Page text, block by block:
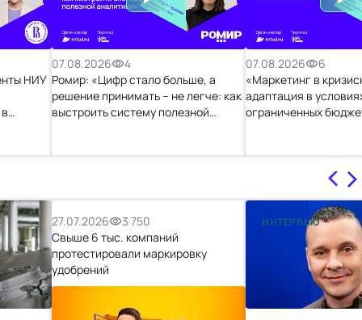
НИУ
07.08.2026
4
Ромир: «Цифр стало больше, а
решение принимать – не легче: как
выстроить систему полезной
07.08.2026
6
«Маркетинг в
адаптация в
ограниченных
27.07.2026
3 750
Свыше 6 тыс. компаний
протестировали маркировку
удобрений
ИНТЕРВЬЮ